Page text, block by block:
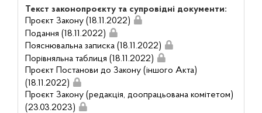
Текст законопроєкту та супровідні документи:
Проєкт Закону (18.11.2022)
Подання (18.11.2022)
Пояснювальна записка (18.11.2022)
Порівняльна таблиця (18.11.2022)
Проєкт Постанови до Закону (іншого Акта)
(18.11.2022)
Проєкт Закону (редакція, доопрацьована комітетом)
(23.03.2023)